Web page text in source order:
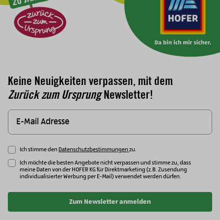
Keine Neuigkeiten verpassen, mit dem
Zurück zum UrsprungNewsletter!
Ich stimme den Datenschutzbestimmungenzu.
Ich möchte die besten Angebote nicht verpassen und stimme zu, dass
meine Daten von der HOFER KG für Direktmarketing (z.B. Zusendung
individualisierter Werbung per E-Mail) verwendet werden dürfen.
Zum Newsletter anmelden